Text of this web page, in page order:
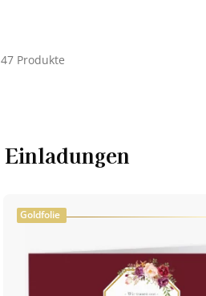
47 Produkte
Einladungen
Goldfolie